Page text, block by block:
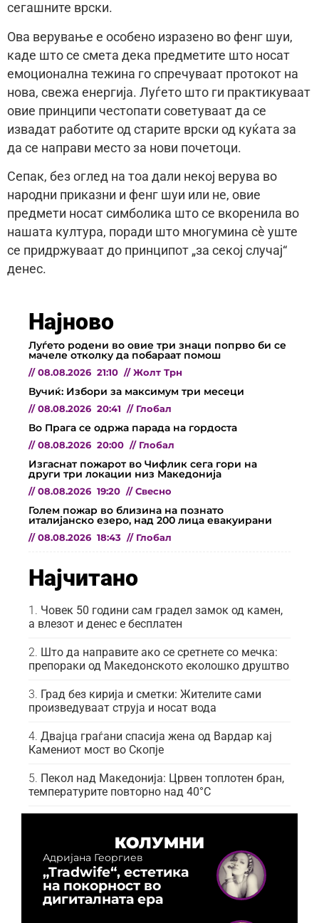
сегашните врски.
Ова верување е особено изразено во фенг шуи,
каде што се смета дека предметите што носат
емоционална тежина го спречуваат протокот на
нова, свежа енергија. Луѓето што ги практикуваат
овие принципи честопати советуваат да се
извадат работите од старите врски од куќата за
да се направи место за нови почетоци.
Сепак, без оглед на тоа дали некој верува во
народни приказни и фенг шуи или не, овие
предмети носат симболика што се вкоренила во
нашата култура, поради што многумина сè уште
се придржуваат до принципот „за секој случај“
денес.
Најново
Луѓето родени во овие три знаци попрво би се
мачеле отколку да побараат помош
// 08.08.2026 21:10 // Жолт Трн
Вучиќ: Избори за максимум три месеци
// 08.08.2026 20:41 // Глобал
Во Прага се одржа парада на гордоста
// 08.08.2026 20:00 // Глобал
Изгаснат пожарот во Чифлик сега гори на
други три локации низ Македонија
// 08.08.2026 19:20 // Свесно
Голем пожар во близина на познато
италијанско езеро, над 200 лица евакуирани
// 08.08.2026 18:43 // Глобал
Најчитано
Човек 50 години сам градел замок од камен,
а влезот и денес е бесплатен
Што да направите ако се сретнете со мечка:
препораки од Македонското еколошко друштво
Град без кирија и сметки: Жителите сами
произведуваат струја и носат вода
Двајца граѓани спасија жена од Вардар кај
Камениот мост во Скопје
Пекол над Македонија: Црвен топлотен бран,
температурите повторно над 40°C
КОЛУМНИ
Адријана Георгиев
„Tradwife“, естетика
на покорност во
дигиталната ера